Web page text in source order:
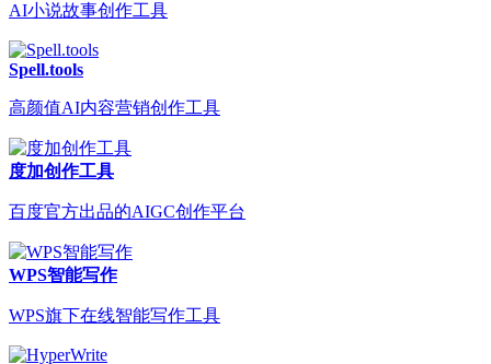
AI小说故事创作工具
Spell.tools
高颜值AI内容营销创作工具
度加创作工具
百度官方出品的AIGC创作平台
WPS智能写作
WPS旗下在线智能写作工具